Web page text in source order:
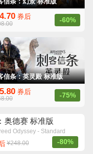
券后 -60%
信条：英灵殿 标准版
券后 -75%
奥德赛 标准版
Odyssey - Standard
¥248.00 -80%